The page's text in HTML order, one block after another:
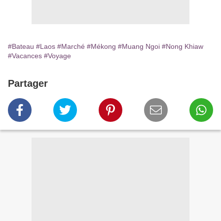
#Bateau #Laos #Marché #Mékong #Muang Ngoi #Nong Khiaw
#Vacances #Voyage
Partager